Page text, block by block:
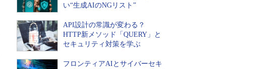
い“生成AIのNGリスト”
API設計の常識が変わる？
HTTP新メソッド「QUERY」と
セキュリティ対策を学ぶ
フロンティアAIとサイバーセキ